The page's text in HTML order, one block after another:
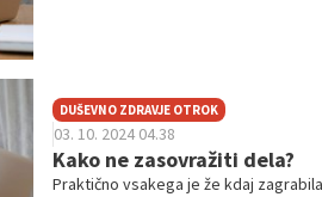
DUŠEVNO ZDRAVJE OTROK
03. 10. 2024 04.38
Kako ne zasovražiti dela?
Praktično vsakega je že kdaj